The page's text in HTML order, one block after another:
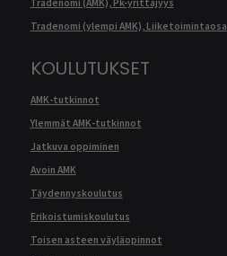
Tradenomi (ylempi AMK),
KOULUTUKSET
AMK-tutkinnot
Ylemmät AMK-tutkinnot
Jatkuva oppiminen
Avoin AMK
Täydennyskoulutus
Erikoistumiskoulutus
Toisen asteen väyläopinnot